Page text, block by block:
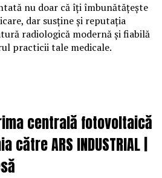
nu doar că îți îmbunătățește
dar susține și reputația
radiologică modernă și fiabilă
practicii tale medicale.
centrală fotovoltaică
ARS INDUSTRIAL |